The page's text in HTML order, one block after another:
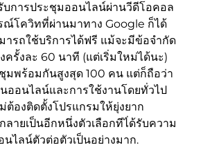
การประชุมออนไลน์ผ่านวีดีโอคอล
ณ์โควิทที่ผ่านมาทาง Google ก็ได้
ารถใช้บริการได้ฟรี แม้จะมีข้อจำกัด
ครั้งละ 60 นาที (แต่เริ่มใหม่ได้นะ)
มพร้อมกันสูงสุด 100 คน แต่ก็ถือว่า
นออนไลน์และการใช้งานโดยทั่วไป
ต้องติดตั้งโปรแกรมให้ยุ่งยาก
ายเป็นอีกหนึ่งตัวเลือกทีไ่ด้รับความ
นไลน์ตัวต่อตัวเป็นอย่างมาก.